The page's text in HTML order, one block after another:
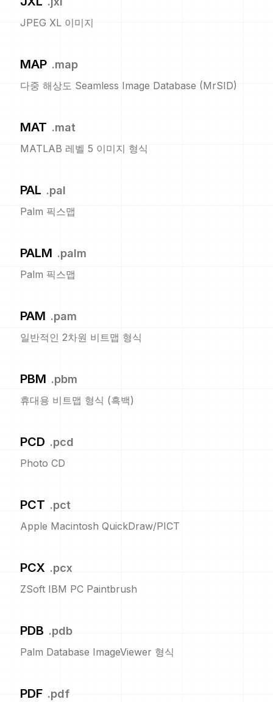
JPEG XL 이미지
MAP .map
다중 해상도 Seamless Image Database (MrSID)
MAT .mat
MATLAB 레벨 5 이미지 형식
PAL .pal
Palm 픽스맵
PALM .palm
Palm 픽스맵
PAM .pam
일반적인 2차원 비트맵 형식
PBM .pbm
휴대용 비트맵 형식 (흑백)
PCD .pcd
Photo CD
PCT .pct
Apple Macintosh QuickDraw/PICT
PCX .pcx
ZSoft IBM PC Paintbrush
PDB .pdb
Palm Database ImageViewer 형식
PDF .pdf